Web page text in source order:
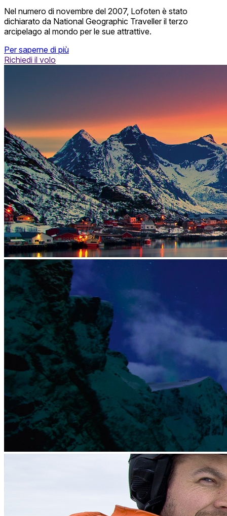
Nel numero di novembre del 2007, Lofoten è stato
dichiarato da National Geographic Traveller il terzo
arcipelago al mondo per le sue attrattive.
Per saperne di più
Richiedi il volo